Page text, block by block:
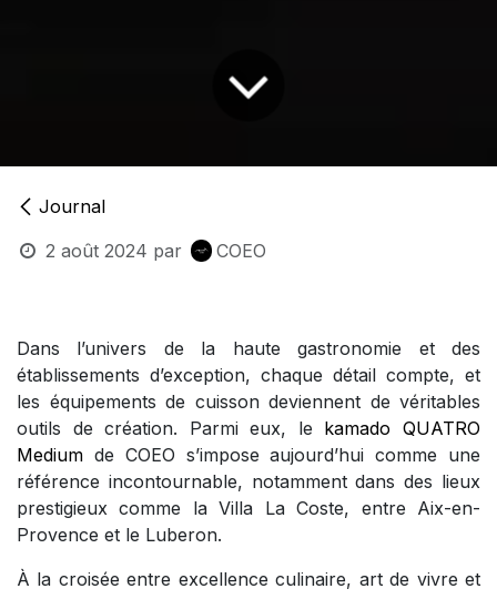
Journal
2 août 2024 par COEO
Dans l’univers de la haute gastronomie et des
établissements d’exception, chaque détail compte, et
les équipements de cuisson deviennent de véritables
outils de création. Parmi eux, le kamado QUATRO
Medium de COEO s’impose aujourd’hui comme une
référence incontournable, notamment dans des lieux
prestigieux comme la Villa La Coste, entre Aix-en-
Provence et le Luberon.
À la croisée entre excellence culinaire, art de vivre et